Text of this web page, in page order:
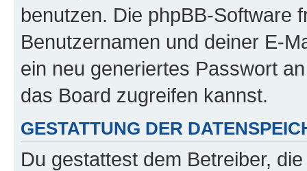
benutzen. Die phpBB-Software
Benutzernamen und deiner E-
ein neu generiertes Passwort
das Board zugreifen kannst.
GESTATTUNG DER
Du gestattest dem Betreiber,